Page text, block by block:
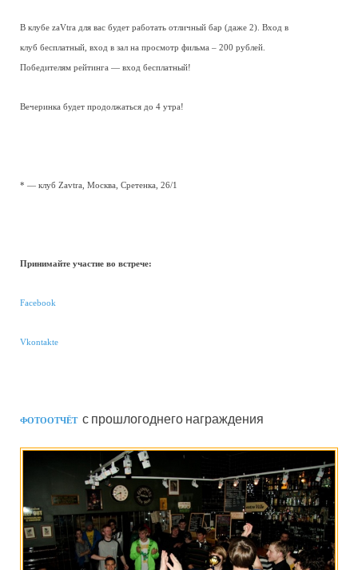
В клубе zaVtra для вас будет работать отличный бар (даже 2). Вход в
клуб бесплатный, вход в зал на просмотр фильма – 200 рублей.
Победителям рейтинга — вход бесплатный!
Вечеринка будет продолжаться до 4 утра!
* — клуб Zavtra, Москва, Сретенка, 26/1
Принимайте участие во встрече:
Facebook
Vkontakte
ФОТООТЧЁТ с прошлогоднего награждения